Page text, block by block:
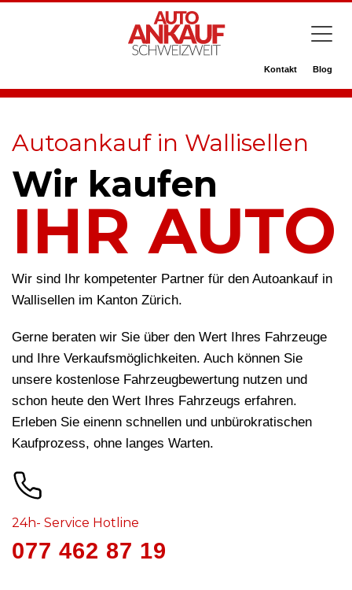
Kontakt Blog
Autoankauf in Wallisellen
Wir kaufen
IHR AUTO
Wir sind Ihr kompetenter Partner für den Autoankauf in
Wallisellen im Kanton Zürich.
Gerne beraten wir Sie über den Wert Ihres Fahrzeuge
und Ihre Verkaufsmöglichkeiten. Auch können Sie
unsere kostenlose Fahrzeugbewertung nutzen und
schon heute den Wert Ihres Fahrzeugs erfahren.
Erleben Sie einenn schnellen und unbürokratischen
Kaufprozess, ohne langes Warten.
24h- Service Hotline
077 462 87 19